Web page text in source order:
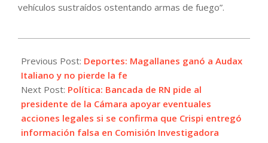
vehículos sustraídos ostentando armas de fuego”.
12-
03
Previous Post: Deportes: Magallanes ganó a Audax
Italiano y no pierde la fe
Next Post: Política: Bancada de RN pide al
presidente de la Cámara apoyar eventuales
acciones legales si se confirma que Crispi entregó
información falsa en Comisión Investigadora